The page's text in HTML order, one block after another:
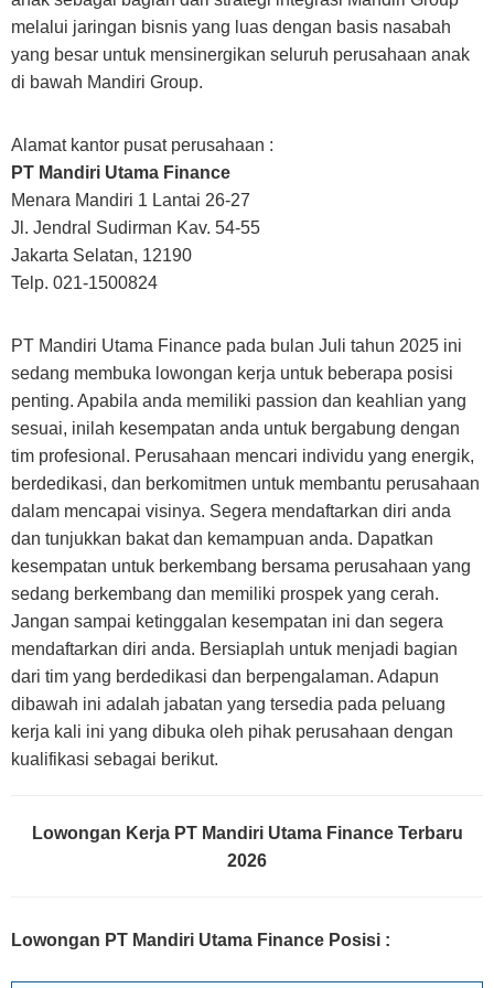
melalui jaringan bisnis yang luas dengan basis nasabah
yang besar untuk mensinergikan seluruh perusahaan anak
di bawah Mandiri Group.
Alamat kantor pusat perusahaan :
PT Mandiri Utama Finance
Menara Mandiri 1 Lantai 26-27
Jl. Jendral Sudirman Kav. 54-55
Jakarta Selatan, 12190
Telp. 021-1500824
PT Mandiri Utama Finance pada bulan Juli tahun 2025 ini
sedang membuka lowongan kerja untuk beberapa posisi
penting. Apabila anda memiliki passion dan keahlian yang
sesuai, inilah kesempatan anda untuk bergabung dengan
tim profesional. Perusahaan mencari individu yang energik,
berdedikasi, dan berkomitmen untuk membantu perusahaan
dalam mencapai visinya. Segera mendaftarkan diri anda
dan tunjukkan bakat dan kemampuan anda. Dapatkan
kesempatan untuk berkembang bersama perusahaan yang
sedang berkembang dan memiliki prospek yang cerah.
Jangan sampai ketinggalan kesempatan ini dan segera
mendaftarkan diri anda. Bersiaplah untuk menjadi bagian
dari tim yang berdedikasi dan berpengalaman. Adapun
dibawah ini adalah jabatan yang tersedia pada peluang
kerja kali ini yang dibuka oleh pihak perusahaan dengan
kualifikasi sebagai berikut.
Lowongan Kerja PT Mandiri Utama Finance Terbaru
2026
Lowongan PT Mandiri Utama Finance Posisi :